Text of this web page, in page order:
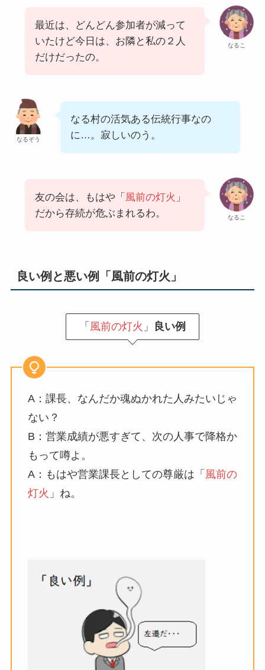
なるこ
最近は、どんどん参加者が減って
いたけど今日は、お隣と私の２人
だけだったの。
なるぞう
なる村の活気ある伝統行事なの
に…。寂しいのう。
なるこ
友の会は、もはや「 風前の灯火 」
だから存続が危ぶまれるわ。
良い例と悪い例「風前の灯火」
「 風前の灯火 」 良い例
A：課長、なんだか魂ぬかれた人みたいじゃ
ない？
B：営業成績が悪すぎて、次の人事で降格か
もって噂よ。
A：もはや営業課長としての尊厳は「 風前の
灯火 」ね。